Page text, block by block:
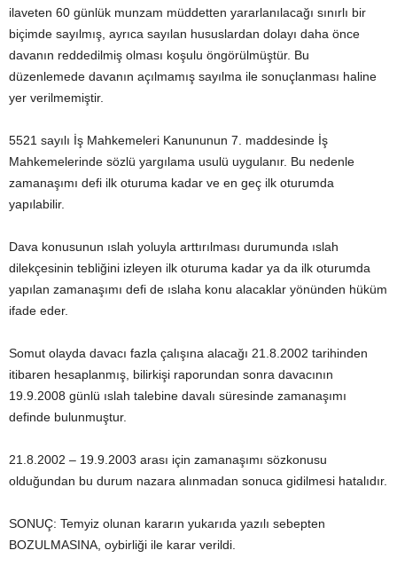
ilaveten 60 günlük munzam müddetten yararlanılacağı sınırlı bir
biçimde sayılmış, ayrıca sayılan hususlardan dolayı daha önce
davanın reddedilmiş olması koşulu öngörülmüştür. Bu
düzenlemede davanın açılmamış sayılma ile sonuçlanması haline
yer verilmemiştir.
5521 sayılı İş Mahkemeleri Kanununun 7. maddesinde İş
Mahkemelerinde sözlü yargılama usulü uygulanır. Bu nedenle
zamanaşımı defi ilk oturuma kadar ve en geç ilk oturumda
yapılabilir.
Dava konusunun ıslah yoluyla arttırılması durumunda ıslah
dilekçesinin tebliğini izleyen ilk oturuma kadar ya da ilk oturumda
yapılan zamanaşımı defi de ıslaha konu alacaklar yönünden hüküm
ifade eder.
Somut olayda davacı fazla çalışına alacağı 21.8.2002 tarihinden
itibaren hesaplanmış, bilirkişi raporundan sonra davacının
19.9.2008 günlü ıslah talebine davalı süresinde zamanaşımı
definde bulunmuştur.
21.8.2002 – 19.9.2003 arası için zamanaşımı sözkonusu
olduğundan bu durum nazara alınmadan sonuca gidilmesi hatalıdır.
SONUÇ: Temyiz olunan kararın yukarıda yazılı sebepten
BOZULMASINA, oybirliği ile karar verildi.